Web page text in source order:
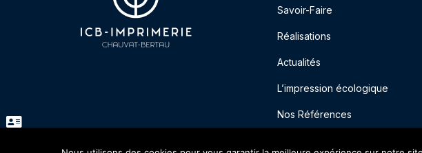
Savoir-Faire
Réalisations
Actualités
L’impression écologique
Nos Références